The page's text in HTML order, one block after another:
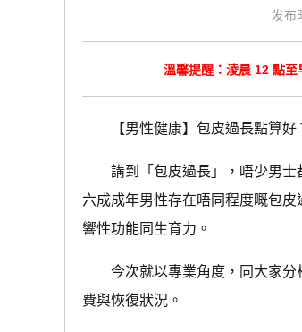
发布
溫馨提醒：淩晨 12 點
【男性健康】包皮過長點算好
講到「包皮過長」，唔少男士
六成成年男性存在唔同程度嘅包
響性功能同生育力。
今次就以專業角度，同大家分
費與恢復狀況。